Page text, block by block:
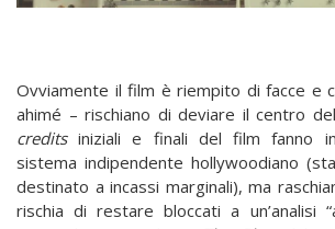
Ovviamente il film è riempito di facce e
ahimé – rischiano di deviare il centro
creditsiniziali e finali del film fanno
sistema indipendente hollywoodiano
destinato a incassi marginali), ma
rischia di restare bloccati a un’analisi